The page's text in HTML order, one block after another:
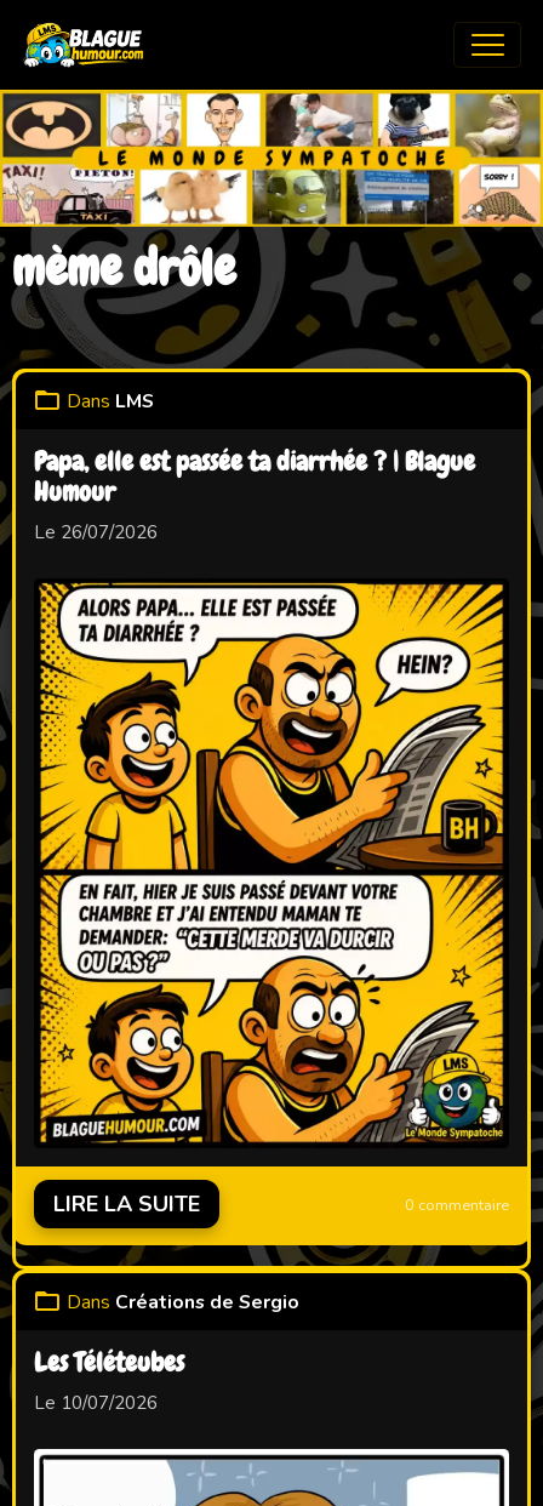
mème drôle
Dans LMS
Papa, elle est passée ta diarrhée ? | Blague
Humour
Le 26/07/2026
LIRE LA SUITE 0 commentaire
Dans Créations de Sergio
Les Téléteubes
Le 10/07/2026